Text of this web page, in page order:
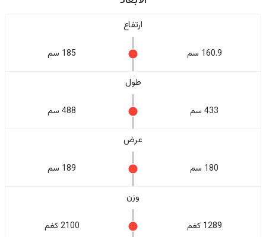
ارتفاع
160.9 سم 185 سم
طول
433 سم 488 سم
عرض
180 سم 189 سم
وزن
1289 كغم 2100 كغم